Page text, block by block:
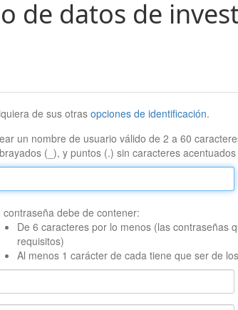
de datos de
de sus otrasopciones de identificación.
un nombre de usuario válido de 2 a 60
(_), y puntos (.) sin caracteres
contraseña debe de contener:
De 6 caracteres por lo menos (las contraseñas
requisitos)
Al menos 1 carácter de cada tiene que ser de